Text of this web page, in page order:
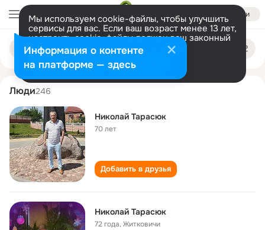
Войти
Мы используем cookie-файлы, чтобы улучшить
сервисы для вас. Если ваш возраст менее 13 лет,
настроить cookie-файлы должен ваш законный
представитель. Больше информации
Разрешить все Настроить
Поиск
людям
nikolay tarasyuk
Люди246
Николай Тарасюк
70 лет
Добавить в друзья
Николай Тарасюк
72 года,Житковичи
Информация о контенте
на платформе — здесь